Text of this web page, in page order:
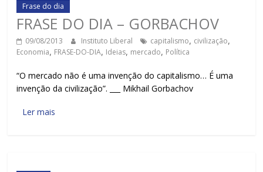
Frase do dia
FRASE DO DIA – GORBACHOV
09/08/2013 Instituto Liberal capitalismo, civilização,
Economia, FRASE-DO-DIA, Ideias, mercado, Política
“O mercado não é uma invenção do capitalismo… É uma
invenção da civilização”. ___ Mikhail Gorbachov
Ler mais